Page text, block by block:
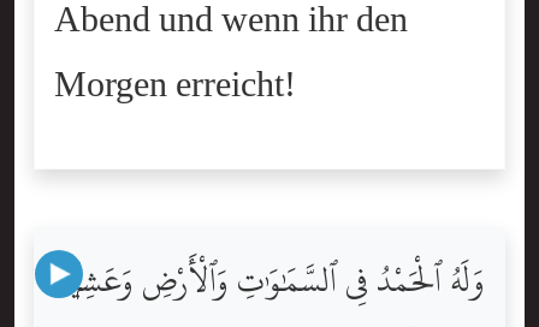
Abend und wenn ihr den
Morgen erreicht!
وَلَهُ ٱلْحَمْدُ فِى ٱلسَّمَٰوَٰتِ وَٱلْأَرْضِ وَعَشِيًّۭا